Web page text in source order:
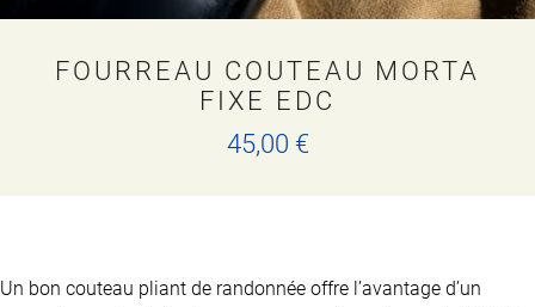
FOURREAU COUTEAU MORTA
FIXE EDC
45,00 €
Un bon couteau pliant de randonnée offre l’avantage d’un